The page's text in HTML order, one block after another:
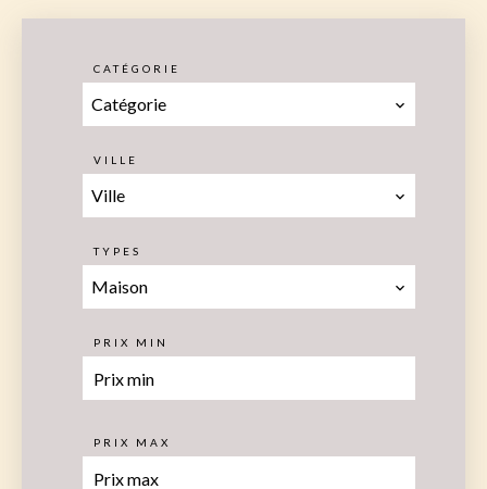
CATÉGORIE
Catégorie
VILLE
Ville
TYPES
Maison
PRIX MIN
PRIX MAX